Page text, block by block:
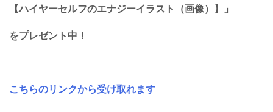
【ハイヤーセルフのエナジーイラスト（画像）】」
をプレゼント中！
こちらのリンクから受け取れます